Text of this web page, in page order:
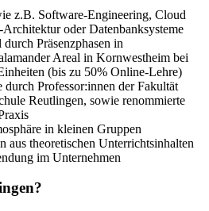
z.B. Software-Engineering, Cloud
oder Datenbanksysteme
Präsenzphasen in
Areal in Kornwestheim bei
(bis zu 50% Online-Lehre)
durch Professor:innen der Fakultät
Reutlingen, sowie renommierte
in kleinen Gruppen
aus theoretischen Unterrichtsinhalten
im Unternehmen